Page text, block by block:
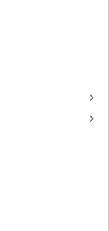
keyboard_arrow_right
keyboard_arrow_right